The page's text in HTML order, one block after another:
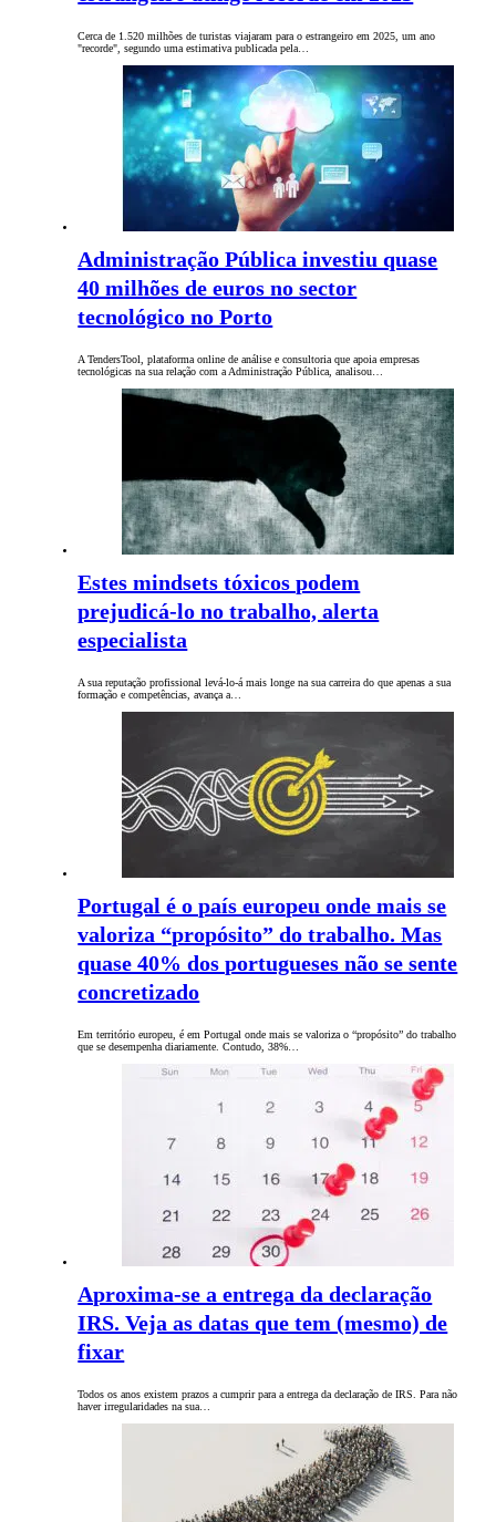
Cerca de 1.520 milhões de turistas viajaram para o estrangeiro em 2025, um ano
"recorde", segundo uma estimativa publicada pela…
Administração Pública investiu quase
40 milhões de euros no sector
tecnológico no Porto
A TendersTool, plataforma online de análise e consultoria que apoia empresas
tecnológicas na sua relação com a Administração Pública, analisou…
Estes mindsets tóxicos podem
prejudicá-lo no trabalho, alerta
especialista
A sua reputação profissional levá-lo-á mais longe na sua carreira do que apenas a sua
formação e competências, avança a…
Portugal é o país europeu onde mais se
valoriza “propósito” do trabalho. Mas
quase 40% dos portugueses não se sente
concretizado
Em território europeu, é em Portugal onde mais se valoriza o “propósito” do trabalho
que se desempenha diariamente. Contudo, 38%…
Aproxima-se a entrega da declaração
IRS. Veja as datas que tem (mesmo) de
fixar
Todos os anos existem prazos a cumprir para a entrega da declaração de IRS. Para não
haver irregularidades na sua…